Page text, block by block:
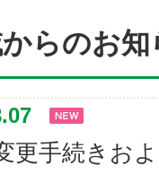
らのお
更手続きお